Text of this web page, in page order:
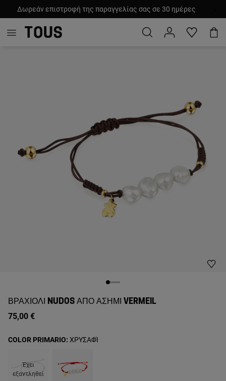
Δωρεάν επιστροφή της παραγγελίας σας σε 30 ημέρες
ΒΡΑΧΙΌΛΙ NUDOS ΑΠΌ ΑΣΉΜΙ VERMEIL
75,00 €
Έχει
εξαντληθεί
COLOR PRIMARIO: ΧΡΥΣΑΦΊ